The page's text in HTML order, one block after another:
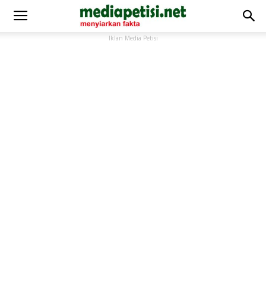
Iklan Media Petisi